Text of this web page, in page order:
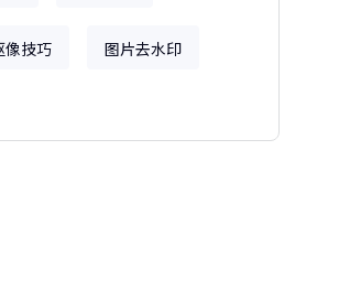
像技巧 图片去水印